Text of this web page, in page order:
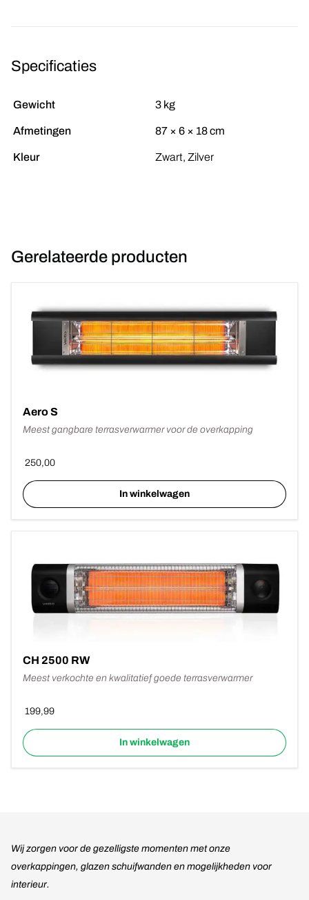
Specificaties
Gewicht 3 kg
Afmetingen 87 × 6 × 18 cm
Kleur Zwart, Zilver
Gerelateerde producten
Aero S
Meest gangbare terrasverwarmer voor de overkapping
250,00
In winkelwagen
CH 2500 RW
Meest verkochte en kwalitatief goede terrasverwarmer
199,99
In winkelwagen
variaties.
Deze
gekozen
worden
Wij zorgen voor de gezelligste momenten met onze
overkappingen, glazen schuifwanden en mogelijkheden voor
interieur.